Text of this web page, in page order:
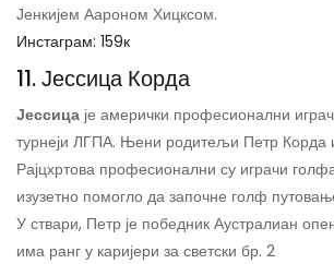
Јенкијем Аароном Хицксом.
Инстаграм: 159к
11. Јессица Корда
Јессица је амерички професионални
турнеји ЛГПА. Њени родитељи Петр Корда
Рајцхртова професионални су играчи
изузетно помогло да започне голф
У ствари, Петр је победник Аустралиан
има ранг у каријери за светски бр. 2